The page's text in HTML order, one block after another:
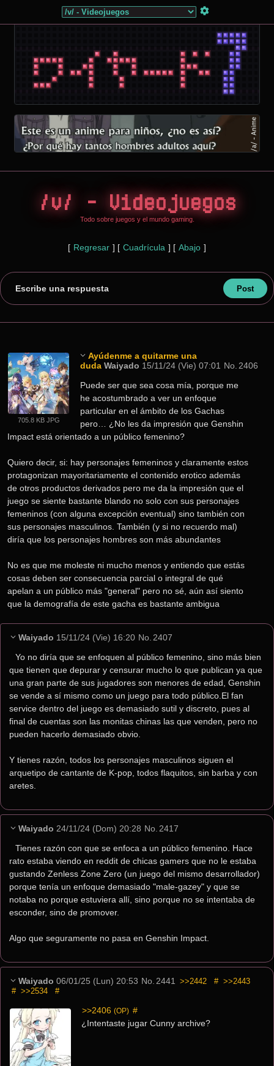
/v/ - Videojuegos
Todo sobre juegos y el mundo gaming.
[ Regresar ] [ Cuadrícula ] [ Abajo ]
Escribe una respuesta
705.8 KB JPG
Ayúdenme a quitarme una
duda Waiyado 15/11/24 (Vie) 07:01 No. 2406
Puede ser que sea cosa mía, porque me
he acostumbrado a ver un enfoque
particular en el ámbito de los Gachas
pero… ¿No les da impresión que Genshin
Impact está orientado a un público femenino?
Quiero decir, si: hay personajes femeninos y claramente estos
protagonizan mayoritariamente el contenido erotico además
de otros productos derivados pero me da la impresión que el
juego se siente bastante blando no solo con sus personajes
femeninos (con alguna excepción eventual) sino también con
sus personajes masculinos. También (y si no recuerdo mal)
diría que los personajes hombres son más abundantes
No es que me moleste ni mucho menos y entiendo que estás
cosas deben ser consecuencia parcial o integral de qué
apelan a un público más "general" pero no sé, aún así siento
que la demografía de este gacha es bastante ambigua
Waiyado 15/11/24 (Vie) 16:20 No. 2407
Yo no diría que se enfoquen al público femenino, sino más bien
que tienen que depurar y censurar mucho lo que publican ya que
una gran parte de sus jugadores son menores de edad, Genshin
se vende a sí mismo como un juego para todo público.El fan
service dentro del juego es demasiado sutil y discreto, pues al
final de cuentas son las monitas chinas las que venden, pero no
pueden hacerlo demasiado obvio.
Y tienes razón, todos los personajes masculinos siguen el
arquetipo de cantante de K-pop, todos flaquitos, sin barba y con
aretes.
Waiyado 24/11/24 (Dom) 20:28 No. 2417
Tienes razón con que se enfoca a un público femenino. Hace
rato estaba viendo en reddit de chicas gamers que no le estaba
gustando Zenless Zone Zero (un juego del mismo desarrollador)
porque tenía un enfoque demasiado "male-gazey" y que se
notaba no porque estuviera allí, sino porque no se intentaba de
esconder, sino de promover.
Algo que seguramente no pasa en Genshin Impact.
Waiyado 06/01/25 (Lun) 20:53 No. 2441 >>2442 # >>2443
# >>2534 #
>>2406 (OP) #
¿Intentaste jugar Cunny archive?